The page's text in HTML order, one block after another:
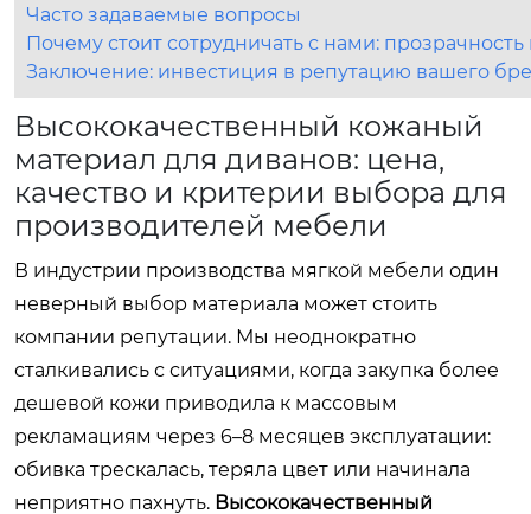
Часто задаваемые вопросы
Почему стоит сотрудничать с нами: прозрачность
Заключение: инвестиция в репутацию вашего
Высококачественный кожаный
материал для диванов: цена,
качество и критерии выбора для
производителей мебели
В индустрии производства мягкой мебели один
неверный выбор материала может стоить
компании репутации. Мы неоднократно
сталкивались с ситуациями, когда закупка более
дешевой кожи приводила к массовым
рекламациям через 6–8 месяцев эксплуатации:
обивка трескалась, теряла цвет или начинала
неприятно пахнуть. Высококачественный